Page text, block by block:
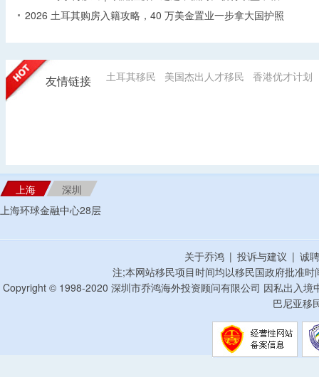
2026 土耳其购房入籍攻略，40 万美金置业一步拿大国护照
友情链接 土耳其移民 美国杰出人才移民 香港优才计划
上海
深圳
上海环球金融中心28层
关于乔鸿 | 投诉与建议 | 诚
注;本网站移民项目时间均以移民国政府批准
Copyright © 1998-2020 深圳市乔鸿海外投资顾问有限公司 因私出入
巴尼亚移